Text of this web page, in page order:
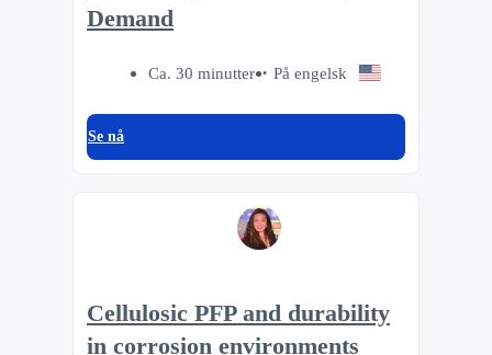
Demand
Ca. 30 minutter På engelsk
Se nå
Cellulosic PFP and durability
in corrosion environments